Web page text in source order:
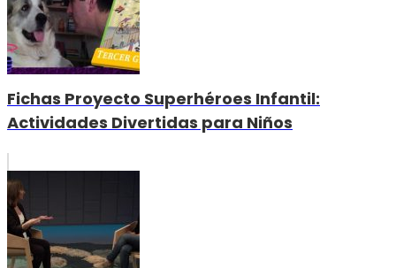
Fichas Proyecto Superhéroes Infantil:
Actividades Divertidas para Niños